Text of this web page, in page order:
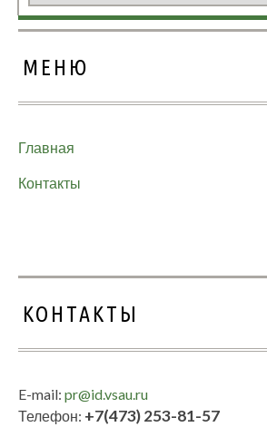
МЕНЮ
Главная
Контакты
КОНТАКТЫ
E-mail: pr@id.vsau.ru
Телефон: +7(473) 253-81-57